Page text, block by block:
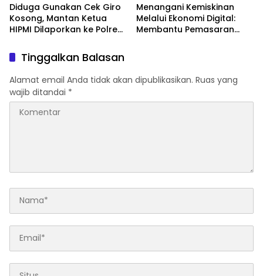
URC
Diduga Gunakan Cek Giro
Kosong, Mantan Ketua
HIPMI Dilaporkan ke Polres
Menangani Kemiskinan
Melalui Ekonomi Digital:
Membantu Pemasaran
Tinggalkan Balasan
Alamat email Anda tidak akan dipublikasikan. Ruas yang
wajib ditandai *